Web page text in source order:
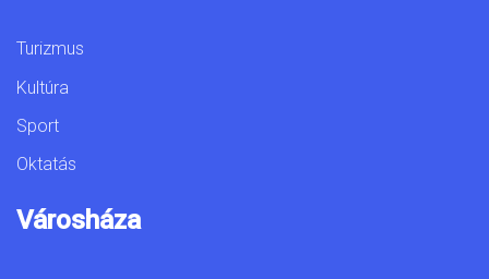
Turizmus
Kultúra
Sport
Oktatás
Városháza